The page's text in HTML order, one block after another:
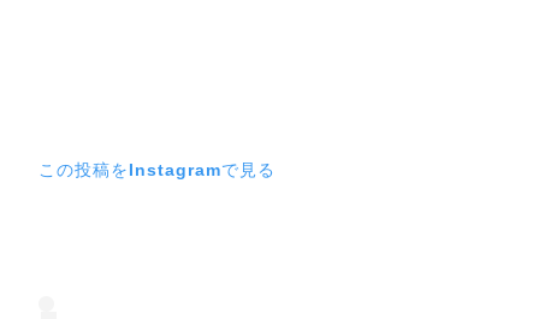
この投稿をInstagramで見る